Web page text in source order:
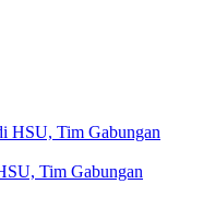
Tim Gabungan